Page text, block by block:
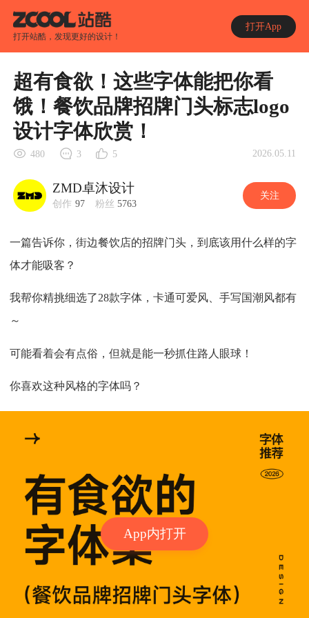
打开站酷，发现更好的设计！
打开App
App内打开
超有食欲！这些字体能把你看
饿！餐饮品牌招牌门头标志logo
设计字体欣赏！
480 3 5 2026.05.11
ZMD卓沐设计
创作 97 粉丝 5763
关注
一篇告诉你，街边餐饮店的招牌门头，到底该用什么样的字
体才能吸客？
我帮你精挑细选了28款字体，卡通可爱风、手写国潮风都有
～
可能看着会有点俗，但就是能一秒抓住路人眼球！
你喜欢这种风格的字体吗？